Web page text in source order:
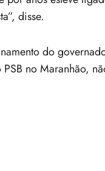
disse.
do
no Maranhão,